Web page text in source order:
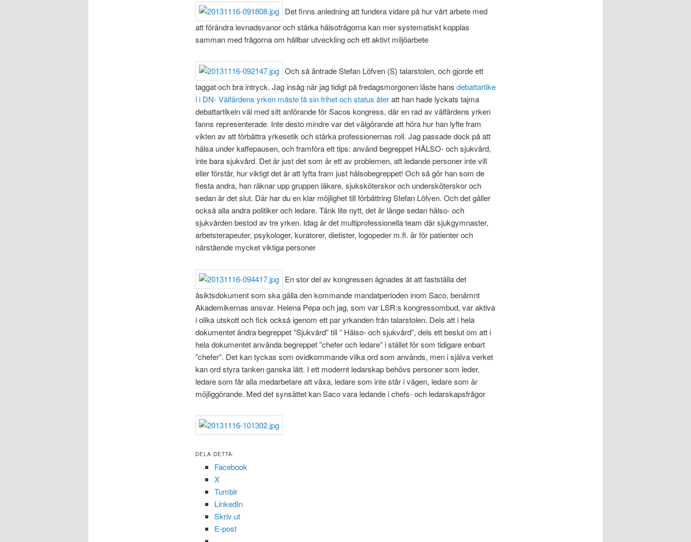
Det finns anledning att fundera vidare på hur vårt arbete med
att förändra levnadsvanor och stärka hälsofrågorna kan mer systematiskt kopplas
samman med frågorna om hållbar utveckling och ett aktivt miljöarbete
Och så äntrade Stefan Löfven (S) talarstolen, och gjorde ett
taggat och bra intryck. Jag insåg när jag tidigt på fredagsmorgonen läste hans debattartike
l i DN- Välfärdens yrken måste få sin frihet och status återatt han hade lyckats tajma
debattartikeln väl med sitt anförande för Sacos kongress, där en rad av välfärdens yrken
fanns representerade. Inte desto mindre var det välgörande att höra hur han lyfte fram
vikten av att förbättra yrkesetik och stärka professionernas roll. Jag passade dock på att
hälsa under kaffepausen, och framföra ett tips: använd begreppet HÄLSO- och sjukvård,
inte bara sjukvård. Det är just det som är ett av problemen, att ledande personer inte vill
eller förstår, hur viktigt det är att lyfta fram just hälsobegreppet! Och så gör han som de
flesta andra, han räknar upp gruppen läkare, sjuksköterskor och undersköterskor och
sedan är det slut. Där har du en klar möjlighet till förbättring Stefan Löfven. Och det gäller
också alla andra politiker och ledare. Tänk lite nytt, det är länge sedan hälso- och
sjukvården bestod av tre yrken. Idag är det multiprofessionella team där sjukgymnaster,
arbetsterapeuter, psykologer, kuratorer, dietister, logopeder m.fl. är för patienter och
närstående mycket viktiga personer
En stor del av kongressen ägnades åt att fastställa det
åsiktsdokument som ska gälla den kommande mandatperioden inom Saco, benämnt
Akademikernas ansvar. Helena Pepa och jag, som var LSR:s kongressombud, var aktiva
i olika utskott och fick också igenom ett par yrkanden från talarstolen. Dels att i hela
dokumentet ändra begreppet ”Sjukvård” till ” Hälso- och sjukvård”, dels ett beslut om att i
hela dokumentet använda begreppet ”chefer och ledare” i stället för som tidigare enbart
”chefer”. Det kan tyckas som ovidkommande vilka ord som används, men i själva verket
kan ord styra tanken ganska lätt. I ett modernt ledarskap behövs personer som leder,
ledare som får alla medarbetare att växa, ledare som inte står i vägen, ledare som är
möjliggörande. Med det synsättet kan Saco vara ledande i chefs- och ledarskapsfrågor
DELA DETTA:
Facebook
X
Tumblr
LinkedIn
Skriv ut
E-post